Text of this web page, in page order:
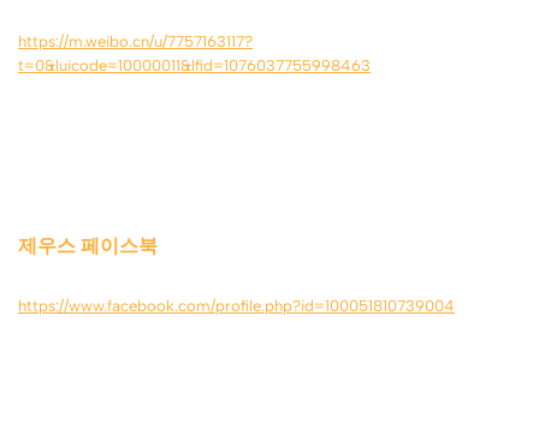
https://m.weibo.cn/u/7757163117?
t=0&luicode=10000011&lfid=1076037755998463
제우스 페이스북
https://www.facebook.com/profile.php?id=100051810739004